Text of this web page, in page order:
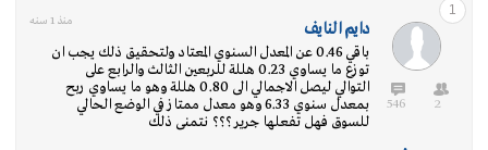
1
2
546
دايم النايف منذ 1 سنه
باقي 0.46 عن المعدل السنوي المعتاد ولتحقيق ذلك يجب ان
توزع ما يساوي 0.23 هللة للربعين الثالث والرابع على
التوالي ليصل الاجمالي الى 0.80 هللة وهو ما يساوي ربح
بمعدل سنوي 6.33 وهو معدل ممتاز في الوضع الحالي
للسوق فهل تفعلها جرير ؟؟؟ نتمنى ذلك